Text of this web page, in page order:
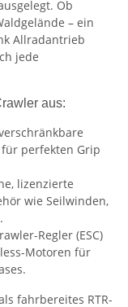
Ob
– ein
Allradantrieb
jede
aus:
perfekten Grip
lizenzierte
wie Seilwinden,
Regler (ESC)
Motoren für
fahrbereites RTR-